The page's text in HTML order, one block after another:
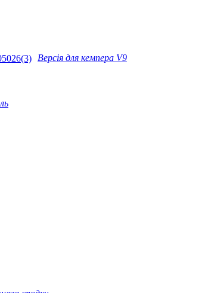
Версія для кемпера V9